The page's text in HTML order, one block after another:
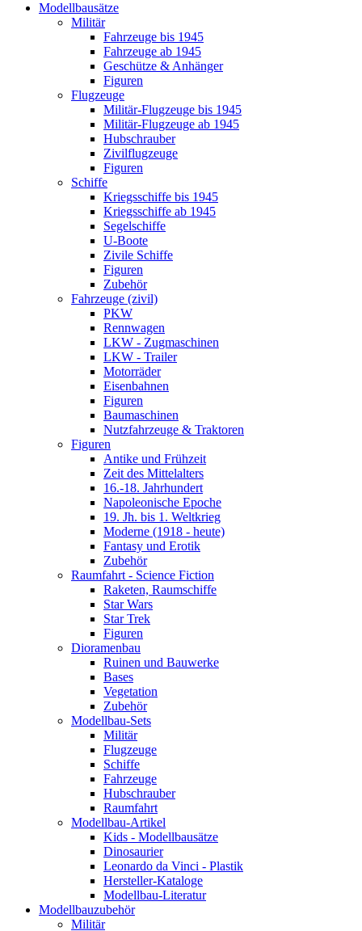
Modellbausätze
Militär
Fahrzeuge bis 1945
Fahrzeuge ab 1945
Geschütze & Anhänger
Figuren
Flugzeuge
Militär-Flugzeuge bis 1945
Militär-Flugzeuge ab 1945
Hubschrauber
Zivilflugzeuge
Figuren
Schiffe
Kriegsschiffe bis 1945
Kriegsschiffe ab 1945
Segelschiffe
U-Boote
Zivile Schiffe
Figuren
Zubehör
Fahrzeuge (zivil)
PKW
Rennwagen
LKW - Zugmaschinen
LKW - Trailer
Motorräder
Eisenbahnen
Figuren
Baumaschinen
Nutzfahrzeuge & Traktoren
Figuren
Antike und Frühzeit
Zeit des Mittelalters
16.-18. Jahrhundert
Napoleonische Epoche
19. Jh. bis 1. Weltkrieg
Moderne (1918 - heute)
Fantasy und Erotik
Zubehör
Raumfahrt - Science Fiction
Raketen, Raumschiffe
Star Wars
Star Trek
Figuren
Dioramenbau
Ruinen und Bauwerke
Bases
Vegetation
Zubehör
Modellbau-Sets
Militär
Flugzeuge
Schiffe
Fahrzeuge
Hubschrauber
Raumfahrt
Modellbau-Artikel
Kids - Modellbausätze
Dinosaurier
Leonardo da Vinci - Plastik
Hersteller-Kataloge
Modellbau-Literatur
Modellbauzubehör
Militär